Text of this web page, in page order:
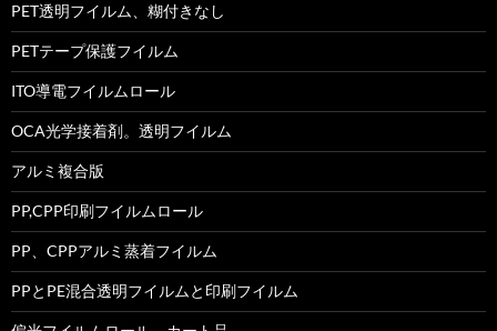
PET透明フイルム、糊付きなし
PETテープ保護フイルム
ITO導電フイルムロール
OCA光学接着剤。透明フイルム
アルミ複合版
PP,CPP印刷フイルムロール
PP、CPPアルミ蒸着フイルム
PPとPE混合透明フイルムと印刷フイルム